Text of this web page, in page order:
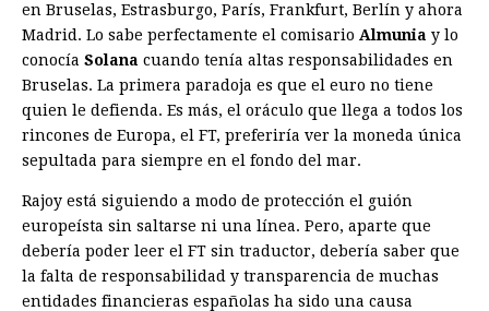
en Bruselas, Estrasburgo, París, Frankfurt, Berlín y ahora
Madrid. Lo sabe perfectamente el comisario Almunia y lo
conocía Solana cuando tenía altas responsabilidades en
Bruselas. La primera paradoja es que el euro no tiene
quien le defienda. Es más, el oráculo que llega a todos los
rincones de Europa, el FT, preferiría ver la moneda única
sepultada para siempre en el fondo del mar.
Rajoy está siguiendo a modo de protección el guión
europeísta sin saltarse ni una línea. Pero, aparte que
debería poder leer el FT sin traductor, debería saber que
la falta de responsabilidad y transparencia de muchas
entidades financieras españolas ha sido una causa